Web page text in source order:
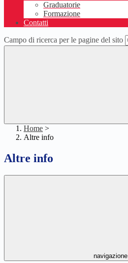
Graduatorie
Formazione
Contatti
Campo di ricerca per le pagine del sito
Home >
Altre info
Altre info
navigazione